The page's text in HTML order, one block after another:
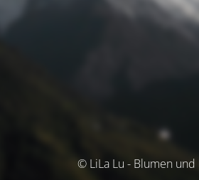
© LiLa Lu - Blumen und